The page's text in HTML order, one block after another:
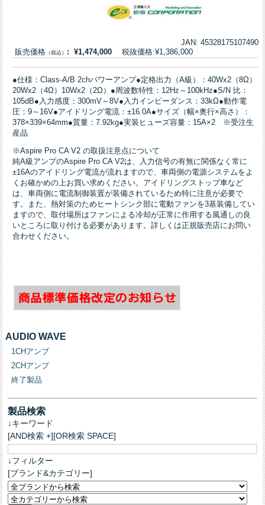
JAN: 45328175107490
販売価格 （税込） : ¥1,474,000 税抜価格:¥1,386,000
●仕様：Class-A/B 2chパワーアンプ●定格出力（A級）：40Wx2（8Ω）
20Wx2（4Ω）10Wx2（2Ω）●周波数特性：12Hz～100kHz●S/N 比：
105dB●入力感度：300mV～8V●入力インピーダンス：33kΩ●動作電
圧：9～16V●アイドリング電流：±16.0A●サイズ（幅×奥行×高さ）：
378×339×64mm●質量：7.92kg●実装ヒューズ容量：15A×2 ※受注生
産品
※Aspire Pro CA V2 の取扱注意点について
純A級アンプのAspire Pro CA V2は、入力信号の有無に関係なく常に
±16Aのアイドリング電流が流れますので、車両側の電源システムをよ
くお確かめの上お買い求めください。アイドリングストップ車など
は、車両側に電流制御装置が装備されているため特に注意が必要で
す。また、熱対策のためヒートシンク部に電動ファンを3基装備してい
ますので、取付場所はファンによる冷却が正常に作用する風通しの良
いところに取り付ける必要があります。詳しくは正規販売店にお問い
合わせください。
AUDIO WAVE
1CHアンプ
2CHアンプ
終了製品
製品検索
↓キーワード
[AND検索 +][OR検索 SPACE]
↓フィルター
[ブランド&カテゴリー]